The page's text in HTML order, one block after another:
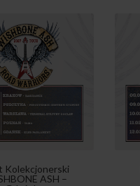
Kolekcjonerski
ASH –